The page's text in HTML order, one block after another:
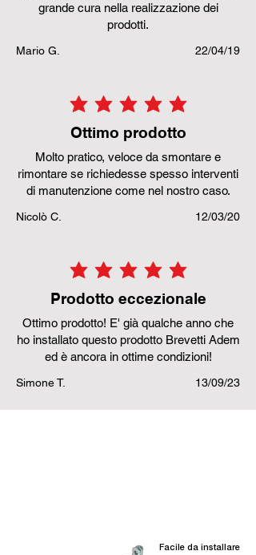
grande cura nella realizzazione dei
prodotti.
Mario G. 22/04/19
la valutazione media è 5 su
Ottimo prodotto
Molto pratico, veloce da smontare e
rimontare se richiedesse spesso interventi
di manutenzione come nel nostro caso.
Nicolò C. 12/03/20
la valutazione media è 5 su
Prodotto eccezionale
Ottimo prodotto! E' già qualche anno che
ho installato questo prodotto Brevetti Adem
ed è ancora in ottime condizioni!
Simone T. 13/09/23
Facile da installare